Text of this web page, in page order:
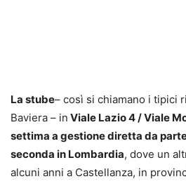
La stube– così si chiamano i tipici
Baviera – in Viale Lazio 4 / Viale
settima a gestione diretta da
seconda in Lombardia, dove un
alcuni anni a Castellanza, in